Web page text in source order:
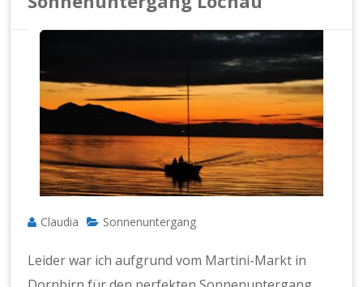
Claudia Sonnenuntergang
Leider war ich aufgrund vom Martini-Markt in